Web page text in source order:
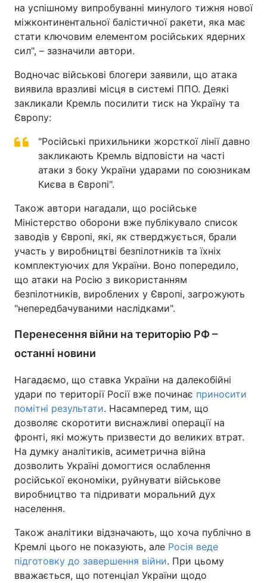
на успішному випробуванні минулого тижня нової
міжконтинентальної балістичної ракети, яка має
стати ключовим елементом російських ядерних
сил", – зазначили автори.
Водночас військові блогери заявили, що атака
виявила вразливі місця в системі ППО. Деякі
закликали Кремль посилити тиск на Україну та
Європу:
"Російські прихильники жорсткої лінії давно
закликають Кремль відповісти на часті
атаки з боку України ударами по союзникам
Києва в Європі".
Також автори нагадали, що російське
Міністерство оборони вже публікувало список
заводів у Європі, які, як стверджується, брали
участь у виробництві безпілотників та їхніх
комплектуючих для України. Воно попередило,
що атаки на Росію з використанням
безпілотників, вироблених у Європі, загрожують
"непередбачуваними наслідками".
Перенесення війни на територію РФ –
останні новини
Нагадаємо, що ставка України на далекобійні
удари по території Росії вже починає приносити
помітні результати. Насамперед тим, що
дозволяє скоротити виснажливі операції на
фронті, які можуть призвести до великих втрат.
На думку аналітиків, асиметрична війна
дозволить Україні домогтися ослаблення
російської економіки, руйнувати військове
виробництво та підривати моральний дух
населення.
Також аналітики відзначають, що хоча публічно в
Кремлі цього не показують, але Росія веде
підготовку до завершення війни. При цьому
вважається, що потенціал України щодо